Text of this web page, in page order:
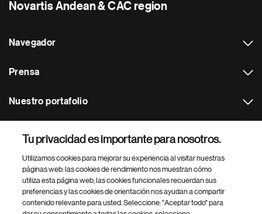
Novartis Andean & CAC region
Navegador
Prensa
Nuestro portafolio
Footer Site Search
Tu privacidad es importante para nosotros.
Utilizamos cookies para mejorar su experiencia al visitar nuestras
páginas web: las cookies de rendimiento nos muestran cómo
utiliza esta página web, las cookies funcionales recuerdan sus
preferencias y las cookies de orientación nos ayudan a compartir
contenido relevante para usted. Seleccione: "Aceptar todo" para